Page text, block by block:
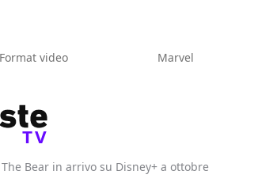
Format video Marvel
TV
The Bear in arrivo su Disney+ a ottobre